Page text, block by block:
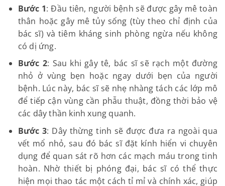
Bước 1: Đầu tiên, người bệnh sẽ được gây mê toàn
thân hoặc gây mê tủy sống (tùy theo chỉ định của
bác sĩ) và tiêm kháng sinh phòng ngừa nếu không
có dị ứng.
Bước 2: Sau khi gây tê, bác sĩ sẽ rạch một đường
nhỏ ở vùng bẹn hoặc ngay dưới bẹn của người
bệnh. Lúc này, bác sĩ sẽ nhẹ nhàng tách các lớp mô
để tiếp cận vùng cần phẫu thuật, đồng thời bảo vệ
các dây thần kinh xung quanh.
Bước 3: Dây thừng tinh sẽ được đưa ra ngoài qua
vết mổ nhỏ, sau đó bác sĩ đặt kính hiển vi chuyên
dụng để quan sát rõ hơn các mạch máu trong tinh
hoàn. Nhờ thiết bị phóng đại, bác sĩ có thể thực
hiện mọi thao tác một cách tỉ mỉ và chính xác, giúp